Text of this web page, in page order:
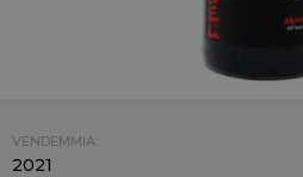
VENDEMMIA:
2021